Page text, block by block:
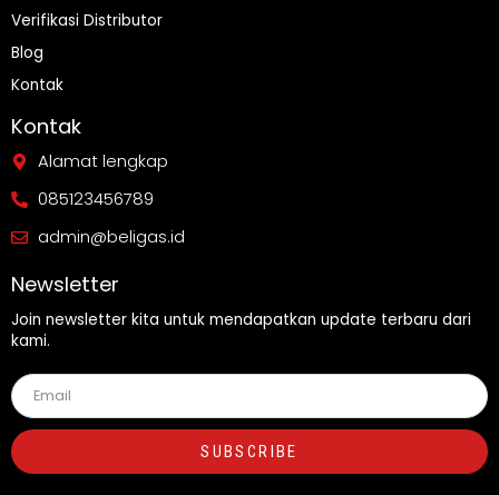
Verifikasi Distributor
Blog
Kontak
Kontak
Alamat lengkap
085123456789
admin@beligas.id
Newsletter
Join newsletter kita untuk mendapatkan update terbaru dari
kami.
SUBSCRIBE